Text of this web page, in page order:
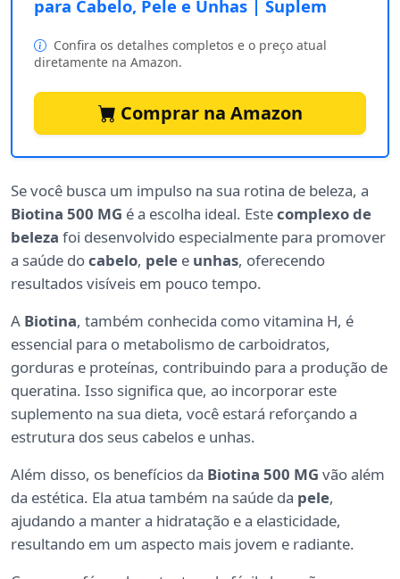
para Cabelo, Pele e Unhas | Suplem
Confira os detalhes completos e o preço atual
diretamente na Amazon.
Comprar na Amazon
Se você busca um impulso na sua rotina de beleza, a
Biotina 500 MG é a escolha ideal. Estecomplexo de
beleza foi desenvolvido especialmente para promover
a saúde docabelo, pele e unhas, oferecendo
resultados visíveis em pouco tempo.
A Biotina, também conhecida como vitamina H, é
essencial para o metabolismo de carboidratos,
gorduras e proteínas, contribuindo para a produção de
queratina. Isso significa que, ao incorporar este
suplemento na sua dieta, você estará reforçando a
estrutura dos seus cabelos e unhas.
Além disso, os benefícios da Biotina 500 MG vão além
da estética. Ela atua também na saúde da pele,
ajudando a manter a hidratação e a elasticidade,
resultando em um aspecto mais jovem e radiante.